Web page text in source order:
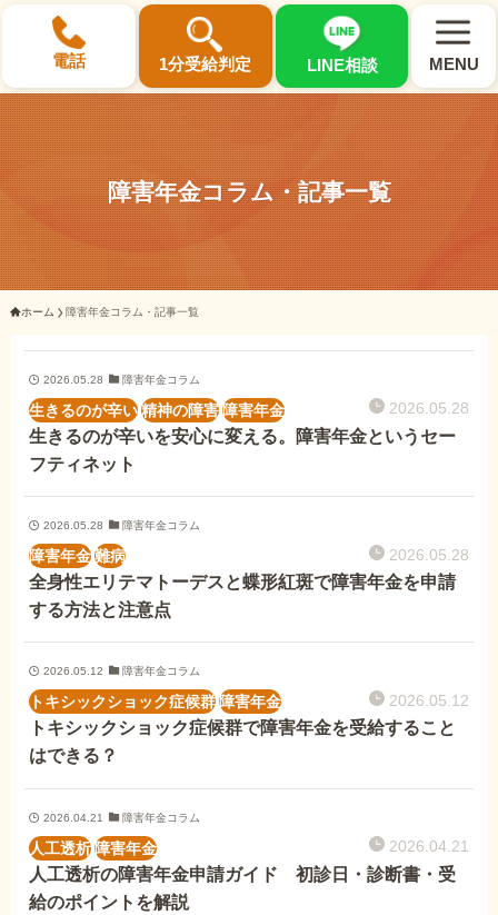
電話 1分受給判定 LINE相談 MENU
×
選ばれる3つの理由
初回相談料0円・受給後報酬型
サポート料金について
県内 No.1 の豊富な知識と経験
ご相談事例をみる
外出困難でもOK
非対面で申請できる
ホーム
障害年金の基礎知識
障害年金の金額
受給事例
障害年金コラム・記事一覧
ホーム 障害年金コラム・記事一覧
2026.05.28 障害年金コラム
生きるのが辛い 精神の障害 障害年金 2026.05.28
生きるのが辛いを安心に変える。障害年金というセー
フティネット
2026.05.28 障害年金コラム
障害年金 難病 2026.05.28
全身性エリテマトーデスと蝶形紅斑で障害年金を申請
する方法と注意点
2026.05.12 障害年金コラム
トキシックショック症候群 障害年金 2026.05.12
トキシックショック症候群で障害年金を受給すること
はできる？
2026.04.21 障害年金コラム
人工透析 障害年金 2026.04.21
人工透析の障害年金申請ガイド 初診日・診断書・受
給のポイントを解説